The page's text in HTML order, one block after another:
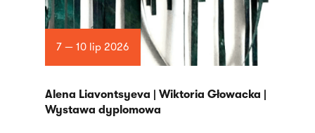
7 — 10 lip 2026
Alena Liavontsyeva | Wiktoria Głowacka |
Wystawa dyplomowa